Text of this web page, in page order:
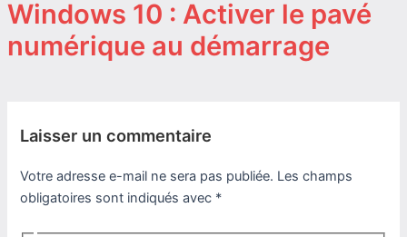
Windows 10 : Activer le pavé
numérique au démarrage
Laisser un commentaire
Votre adresse e-mail ne sera pas publiée. Les champs
obligatoires sont indiqués avec *